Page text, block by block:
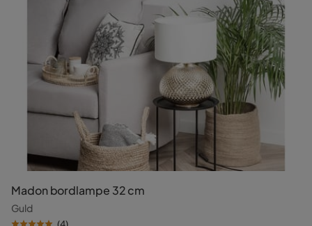
Madon bordlampe 32 cm
Guld
(4)